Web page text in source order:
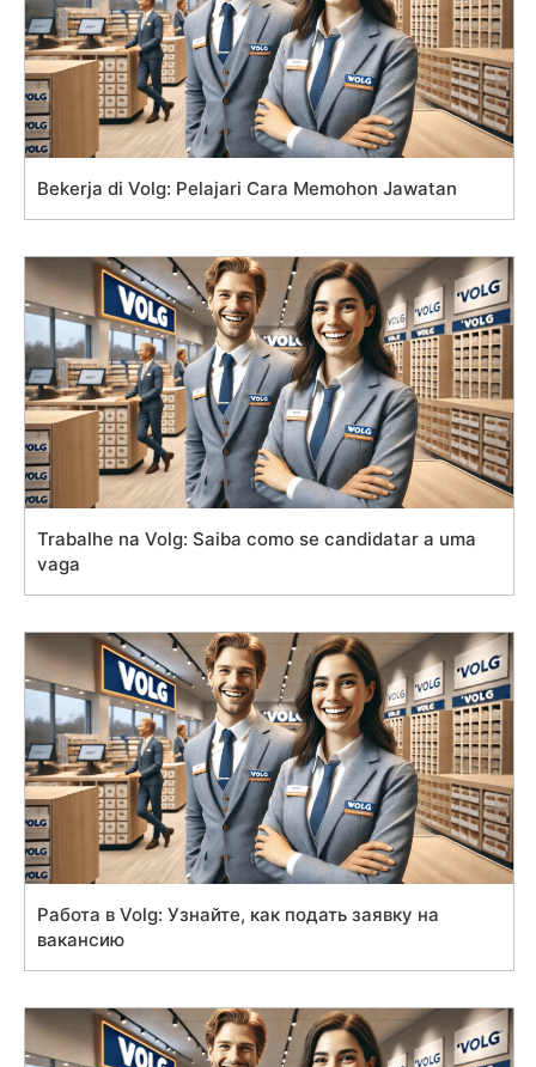
Bekerja di Volg: Pelajari Cara Memohon Jawatan
Trabalhe na Volg: Saiba como se candidatar a uma
vaga
Работа в Volg: Узнайте, как подать заявку на
вакансию